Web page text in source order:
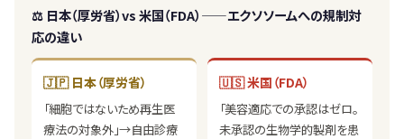
⚖️ 日本（厚労省）vs 米国（FDA）——エクソソームへの規制対
応の違い
🇯🇵 日本（厚労省）
「細胞ではないため再生医
療法の対象外」→自由診療
🇺🇸 米国（FDA）
「美容適応での承認はゼロ。
未承認の生物学的製剤を患